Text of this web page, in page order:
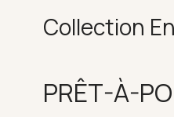
Collection
PRÊT-À-